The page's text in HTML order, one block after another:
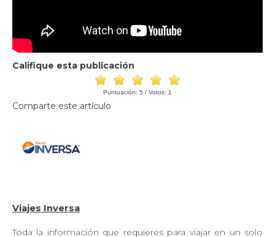
Califique esta publicación
Puntuación: 5 / Votos: 1
Comparte este artículo
Viajes Inversa
Toda la información que requieres para viajar en un solo